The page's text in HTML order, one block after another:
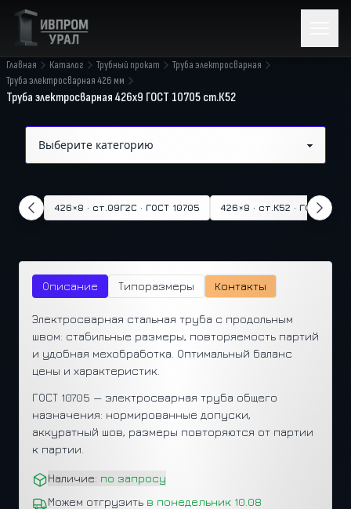
Главная Каталог Трубный прокат
Труба электросварная
Труба электросварная 426 мм
Труба электросварная 426х9 ГОСТ 10705 ст.К52
426×8 · ст.09Г2С · ГОСТ 10705 426×8 · ст.К52 · ГОСТ
Описание Типоразмеры Контакты
Электросварная стальная труба с продольным
швом: стабильные размеры, повторяемость партий
и удобная мехобработка. Оптимальный баланс
цены и характеристик.
ГОСТ 10705 — электросварная труба общего
назначения: нормированные допуски,
аккуратный шов, размеры повторяются от партии
к партии.
Наличие: по запросу
Можем отгрузить в понедельник 10.08